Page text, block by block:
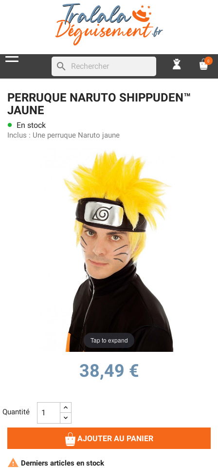
search 0
PERRUQUE NARUTO SHIPPUDEN™
JAUNE
lens En stock
Inclus : Une perruque Naruto jaune
Tap to expand
38,49 €
Quantité
AJOUTER AU PANIER
 Derniers articles en stock